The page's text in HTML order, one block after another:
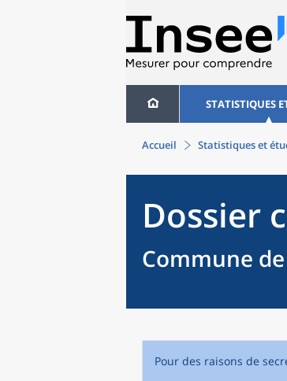
STATISTIQUES
Accueil Statistiques et
Dossier
Commune
Pour des raisons de